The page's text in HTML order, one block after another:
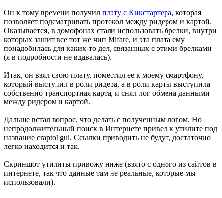
Он к тому времени получил плату с Кикстартера, которая
позволяет подсматривать протокол между ридером и картой.
Оказывается, в домофонах стали использовать брелки, внутри
которых зашит все тот же чип Mifare, и эта плата ему
понадобилась для каких-то дел, связанных с этими брелками
(я в подробности не вдавалась).
Итак, он взял свою плату, поместил ее к моему смартфону,
который выступил в роли ридера, а в роли карты выступила
собственно транспортная карта, и снял лог обмена данными
между ридером и картой.
Дальше встал вопрос, что делать с полученным логом. Но
непродолжительный поиск в Интернете привел к утилите под
название crapto1gui. Ссылки приводить не будут, достаточно
легко находится и так.
Скриншот утилиты привожу ниже (взято с одного из сайтов в
интернете, так что данные там не реальные, которые мы
использовали).